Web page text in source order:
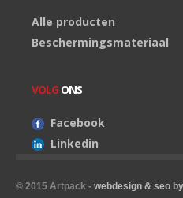
Alle producten
Beschermingsmateriaal
VOLG ONS
Facebook
Linkedin
© 2015 Artpack - webdesign & seo